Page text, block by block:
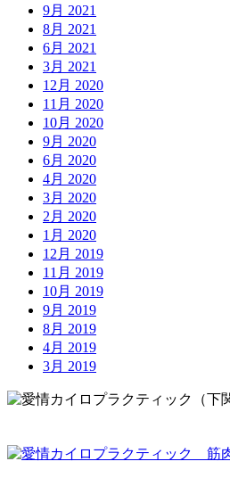
9月 2021
8月 2021
6月 2021
3月 2021
12月 2020
11月 2020
10月 2020
9月 2020
6月 2020
4月 2020
3月 2020
2月 2020
1月 2020
12月 2019
11月 2019
10月 2019
9月 2019
8月 2019
4月 2019
3月 2019